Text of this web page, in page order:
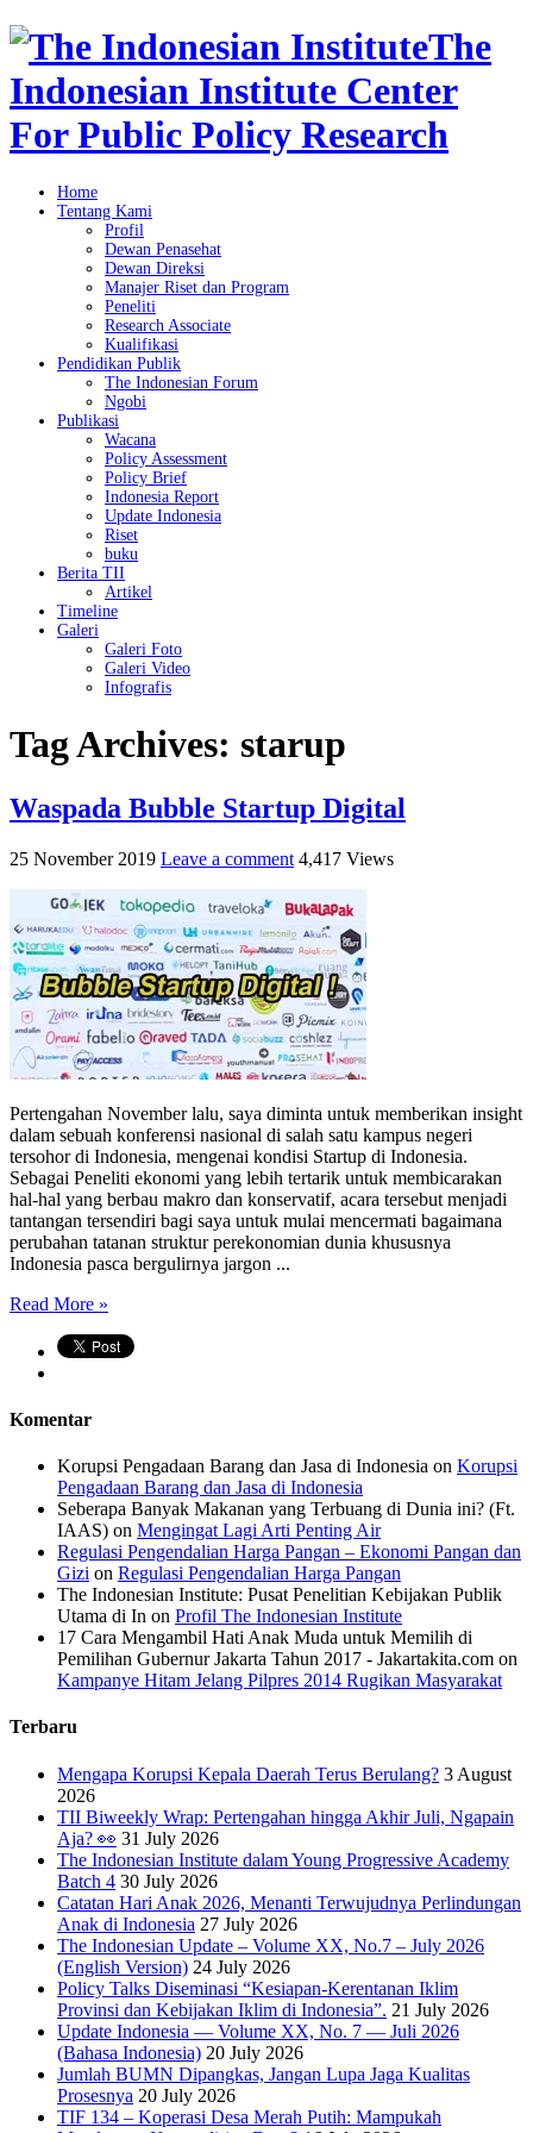
The
Indonesian Institute Center
For Public Policy Research
Home
Tentang Kami
Profil
Dewan Penasehat
Dewan Direksi
Manajer Riset dan Program
Peneliti
Research Associate
Kualifikasi
Pendidikan Publik
The Indonesian Forum
Ngobi
Publikasi
Wacana
Policy Assessment
Policy Brief
Indonesia Report
Update Indonesia
Riset
buku
Berita TII
Artikel
Timeline
Galeri
Galeri Foto
Galeri Video
Infografis
Tag Archives: starup
Waspada Bubble Startup Digital
25 November 2019 Leave a comment 4,417 Views
Pertengahan November lalu, saya diminta untuk memberikan insight
dalam sebuah konferensi nasional di salah satu kampus negeri
tersohor di Indonesia, mengenai kondisi Startup di Indonesia.
Sebagai Peneliti ekonomi yang lebih tertarik untuk membicarakan
hal-hal yang berbau makro dan konservatif, acara tersebut menjadi
tantangan tersendiri bagi saya untuk mulai mencermati bagaimana
perubahan tatanan struktur perekonomian dunia khususnya
Indonesia pasca bergulirnya jargon ...
Read More »
Komentar
Korupsi Pengadaan Barang dan Jasa di Indonesia on Korupsi
Pengadaan Barang dan Jasa di Indonesia
Seberapa Banyak Makanan yang Terbuang di Dunia ini? (Ft.
IAAS) on Mengingat Lagi Arti Penting Air
Regulasi Pengendalian Harga Pangan – Ekonomi Pangan dan
Gizi on Regulasi Pengendalian Harga Pangan
The Indonesian Institute: Pusat Penelitian Kebijakan Publik
Utama di In on Profil The Indonesian Institute
17 Cara Mengambil Hati Anak Muda untuk Memilih di
Pemilihan Gubernur Jakarta Tahun 2017 - Jakartakita.com on
Kampanye Hitam Jelang Pilpres 2014 Rugikan Masyarakat
Terbaru
Mengapa Korupsi Kepala Daerah Terus Berulang? 3 August
2026
TII Biweekly Wrap: Pertengahan hingga Akhir Juli, Ngapain
Aja? 👀 31 July 2026
The Indonesian Institute dalam Young Progressive Academy
Batch 4 30 July 2026
Catatan Hari Anak 2026, Menanti Terwujudnya Perlindungan
Anak di Indonesia 27 July 2026
The Indonesian Update – Volume XX, No.7 – July 2026
(English Version) 24 July 2026
Policy Talks Diseminasi “Kesiapan-Kerentanan Iklim
Provinsi dan Kebijakan Iklim di Indonesia”. 21 July 2026
Update Indonesia — Volume XX, No. 7 — Juli 2026
(Bahasa Indonesia) 20 July 2026
Jumlah BUMN Dipangkas, Jangan Lupa Jaga Kualitas
Prosesnya 20 July 2026
TIF 134 – Koperasi Desa Merah Putih: Mampukah